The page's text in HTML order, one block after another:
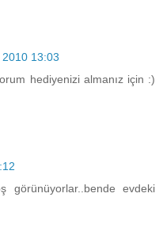
13:03
hediyenizi almanız için :)
görünüyorlar..bende evdeki